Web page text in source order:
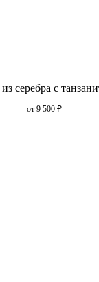
серебра с
от 9 500 ₽